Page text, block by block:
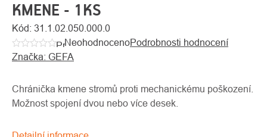
KMENE - 1KS
Kód: 31.1.02.050.000.0
Průměrné
hodnocení
je
0,0
5
NeohodnocenoPodrobnosti hodnocení
Značka: GEFA
Chránička kmene stromů proti mechanickému poškození.
Možnost spojení dvou nebo více desek.